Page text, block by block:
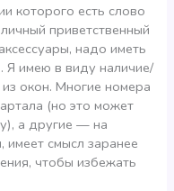
которого есть слово
приветственный
надо иметь
Я имею в виду наличие/
окон. Многие номера
(но это может
а другие — на
смысл заранее
чтобы избежать